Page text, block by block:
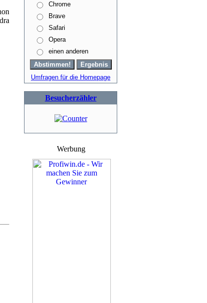
Chrome
Brave
Safari
Opera
einen anderen
Umfragen für die Homepage
Besucherzähler
Werbung